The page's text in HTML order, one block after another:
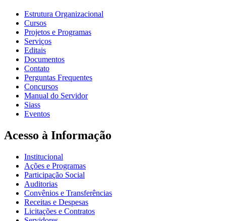
Estrutura Organizacional
Cursos
Projetos e Programas
Serviços
Editais
Documentos
Contato
Perguntas Frequentes
Concursos
Manual do Servidor
Siass
Eventos
Acesso à Informação
Institucional
Ações e Programas
Participação Social
Auditorias
Convênios e Transferências
Receitas e Despesas
Licitações e Contratos